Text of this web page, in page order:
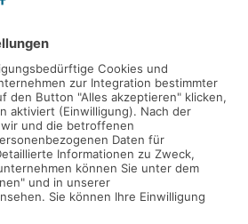
Hamburg